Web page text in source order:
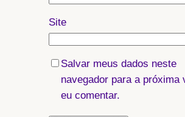
Site
Salvar meus dados neste
navegador para a próxima
eu comentar.